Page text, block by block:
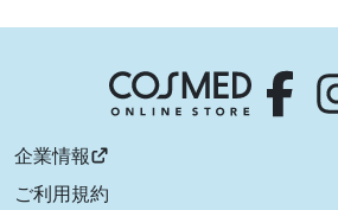
企業情報
ご利用規約